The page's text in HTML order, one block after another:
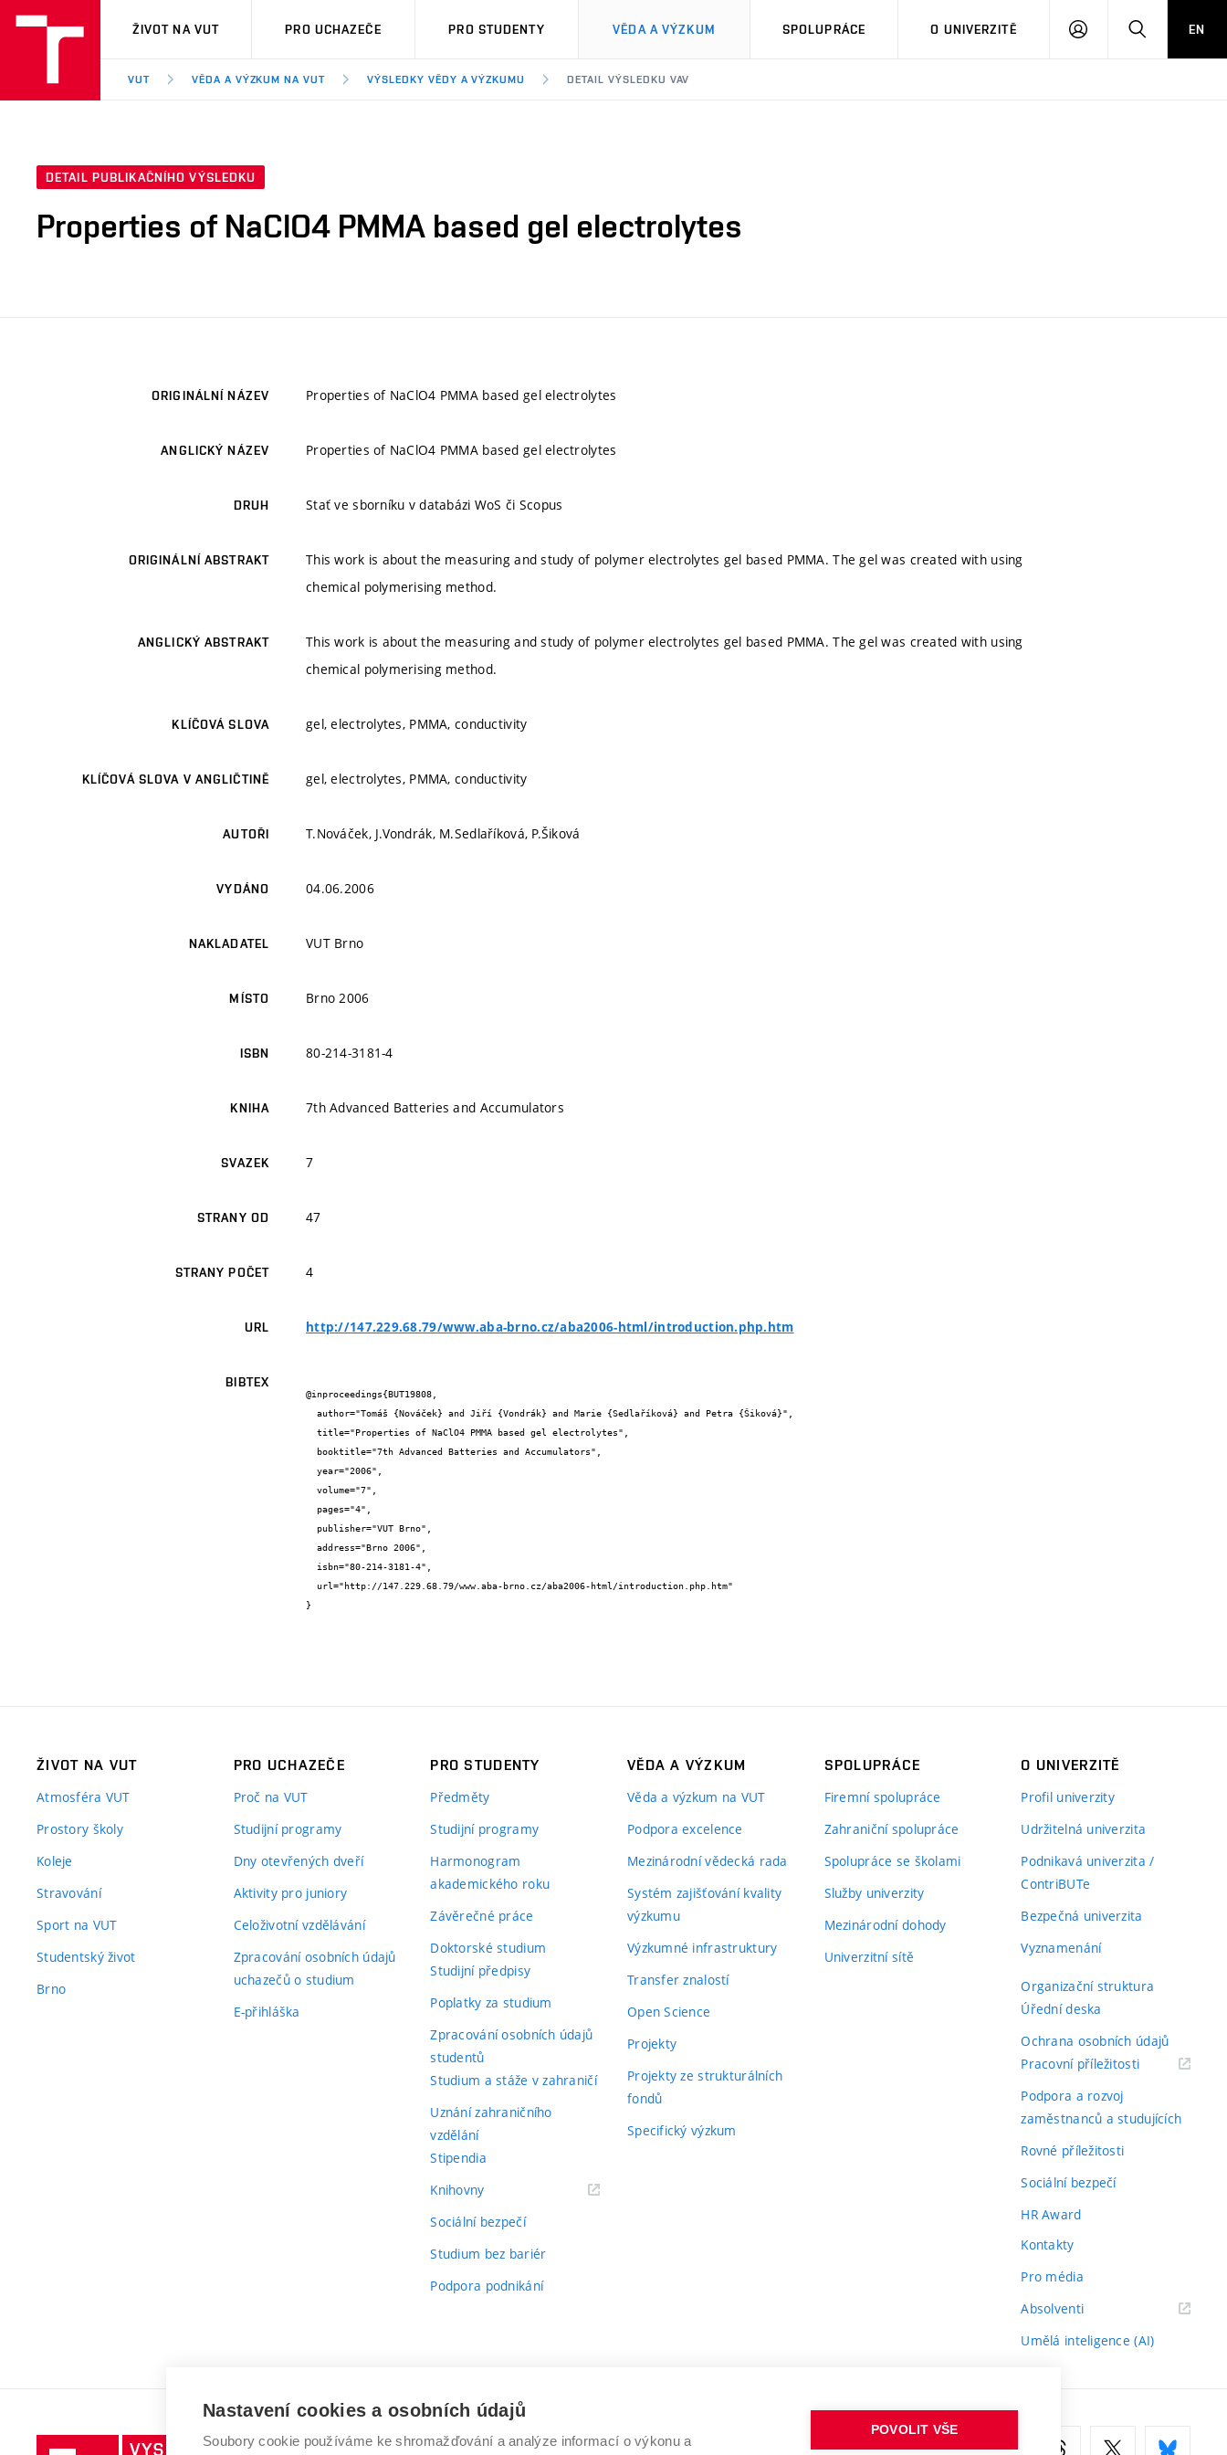
VUT
ŽIVOT NA VUT PRO UCHAZEČE PRO STUDENTY VĚDA A VÝZKUM SPOLUPRÁCE O UNIVERZITĚ
PŘIHLÁSIT HLEDATEN
VUT VĚDA A VÝZKUM NA VUT VÝSLEDKY VĚDY A VÝZKUMU DETAIL VÝSLEDKU VAV
DETAIL PUBLIKAČNÍHO VÝSLEDKU
Properties of NaClO4 PMMA based gel electrolytes
ORIGINÁLNÍ NÁZEV Properties of NaClO4 PMMA based gel electrolytes
ANGLICKÝ NÁZEV Properties of NaClO4 PMMA based gel electrolytes
DRUH Stať ve sborníku v databázi WoS či Scopus
ORIGINÁLNÍ ABSTRAKT
This work is about the measuring and study of polymer electrolytes gel based PMMA. The gel was created with using
chemical polymerising method.
ANGLICKÝ ABSTRAKT
This work is about the measuring and study of polymer electrolytes gel based PMMA. The gel was created with using
chemical polymerising method.
KLÍČOVÁ SLOVA gel, electrolytes, PMMA, conductivity
KLÍČOVÁ SLOVA V ANGLIČTINĚ gel, electrolytes, PMMA, conductivity
AUTOŘI T.Nováček, J.Vondrák, M.Sedlaříková, P.Šiková
VYDÁNO 04.06.2006
NAKLADATEL VUT Brno
MÍSTO Brno 2006
ISBN 80-214-3181-4
KNIHA 7th Advanced Batteries and Accumulators
SVAZEK 7
STRANY OD 47
STRANY POČET 4
URL http://147.229.68.79/www.aba-brno.cz/aba2006-html/introduction.php.htm
BIBTEX
@inproceedings{BUT19808,
}
ŽIVOT NA VUT
Atmosféra VUT
Prostory školy
Koleje
Stravování
Sport na VUT
Studentský život
Brno
PRO UCHAZEČE
Proč na VUT
Studijní programy
Dny otevřených dveří
Aktivity pro juniory
Celoživotní vzdělávání
Zpracování osobních údajů
uchazečů o studium
E-přihláška
PRO STUDENTY
Předměty
Studijní programy
Harmonogram
akademického roku
Závěrečné práce
Doktorské studium
Studijní předpisy
Poplatky za studium
Zpracování osobních údajů
studentů
Studium a stáže v zahraničí
Uznání zahraničního
vzdělání
Stipendia
Knihovny(externí
Sociální bezpečí
Studium bez bariér
Podpora podnikání
VĚDA A VÝZKUM
Věda a výzkum na VUT
Podpora excelence
Mezinárodní vědecká rada
Systém zajišťování kvality
výzkumu
Výzkumné infrastruktury
Transfer znalostí
Open Science
Projekty
Projekty ze strukturálních
fondů
Specifický výzkum
SPOLUPRÁCE
Firemní spolupráce
Zahraniční spolupráce
Spolupráce se školami
Služby univerzity
Mezinárodní dohody
Univerzitní sítě
O UNIVERZITĚ
Profil univerzity
Udržitelná univerzita
Podnikavá univerzita /
ContriBUTe
Bezpečná univerzita
Vyznamenání
Organizační struktura
Úřední deska
Ochrana osobních údajů
Pracovní příležitosti(externí
Podpora a rozvoj
zaměstnanců a studujících
Rovné příležitosti
Sociální bezpečí
HR Award
Kontakty
Pro média
Absolventi(externí
Umělá inteligence (AI)
Vysoké VYSOKÉ UČENÍ TECHNICKÉ V BRNĚ
Nastavení cookies a osobních údajů
Soubory cookie používáme ke shromažďování a analýze informací o výkonu a
POVOLIT VŠE